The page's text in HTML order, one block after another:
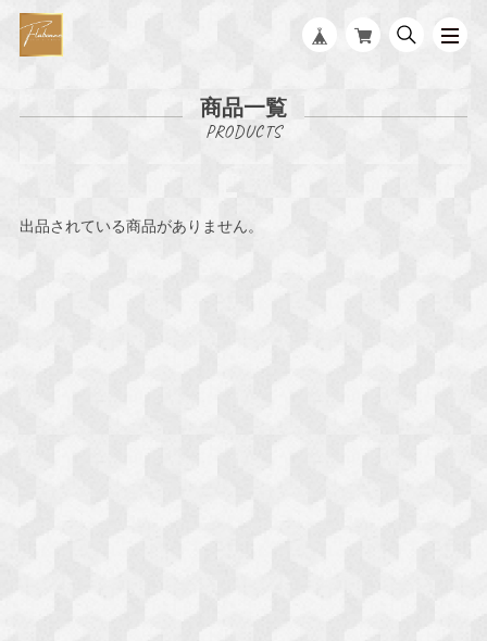
商品一覧
出品されている商品がありません。